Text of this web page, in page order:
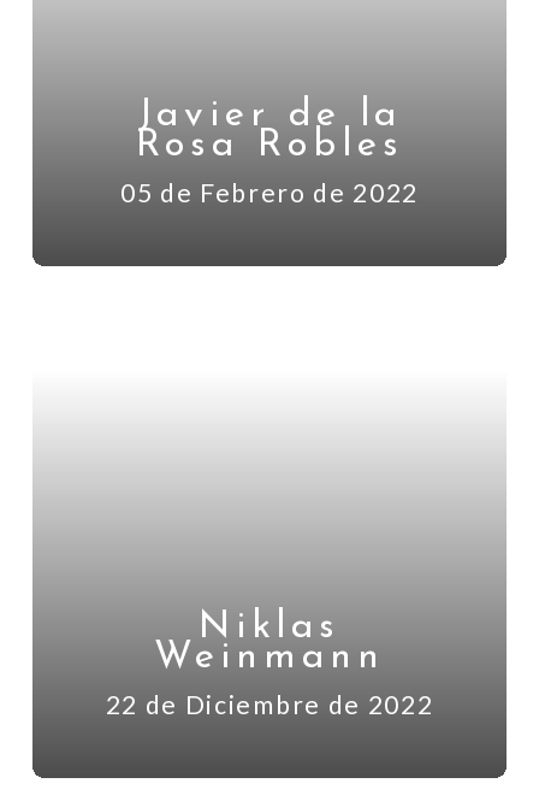
Javier de la
Rosa Robles
05 de Febrero de 2022
Niklas
Weinmann
22 de Diciembre de 2022